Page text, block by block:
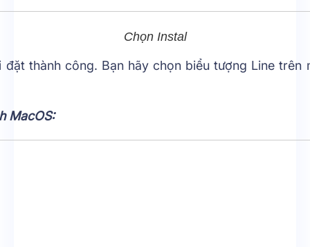
Chọn Instal
thành công. Bạn hãy chọn biểu tượng Line trên
MacOS: